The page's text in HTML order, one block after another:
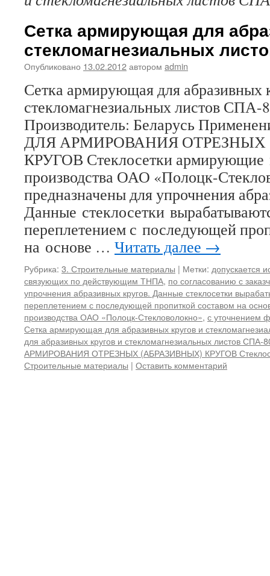
Сетка армирующая для
стекломагнезиальных
Опубликовано 13.02.2012автором admin
Сетка армирующая для абразивных
стекломагнезиальных листов
Производитель: Беларусь
ДЛЯ АРМИРОВАНИЯ ОТРЕЗНЫХ
КРУГОВ Стеклосетки
производства ОАО «Полоцк-
предназначены для упрочнения
Данные стеклосетки
переплетением с последующей
на основе … Читать далее →
Рубрика: 3. Строительные материалы | Метки: допускается
связующих по действующим ТНПА, по согласованию с
упрочнения абразивных кругов. Данные стеклосетки
переплетением с последующей пропиткой составом на
производства ОАО «Полоцк-Стекловолокно», с уточнением
Сетка армирующая для абразивных кругов и
для абразивных кругов и стекломагнезиальных листов СПА-
АРМИРОВАНИЯ ОТРЕЗНЫХ (АБРАЗИВНЫХ) КРУГОВ
Строительные материалы | Оставить комментарий